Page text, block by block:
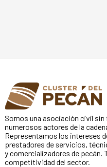
Somos una asociación civil sin
numerosos actores de la
Representamos los intereses
prestadores de servicios,
y comercializadores de pecán.
competitividad del sector.